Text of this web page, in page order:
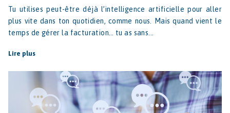
Tu utilises peut-être déjà l’intelligence artificielle pour aller
plus vite dans ton quotidien, comme nous. Mais quand vient le
temps de gérer la facturation… tu as sans...
Lire plus